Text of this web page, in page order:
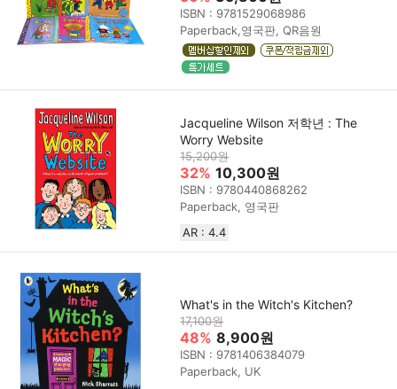
ISBN : 9781529068986
Paperback,영국판, QR음원
Jacqueline Wilson 저학년 : The
Worry Website
15,200원
32% 10,300원
ISBN : 9780440868262
Paperback, 영국판
AR : 4.4
What's in the Witch's Kitchen?
17,100원
48% 8,900원
ISBN : 9781406384079
Paperback, UK